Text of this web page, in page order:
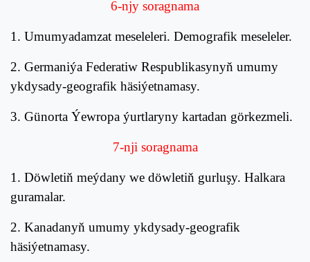
6-njy soragnama
1. Umumyadamzat meseleleri. Demografik meseleler.
2. Germaniýa Federatiw Respublikasynyň umumy
ykdysady-geografik häsiýetnamasy.
3. Günorta Ýewropa ýurtlaryny kartadan görkezmeli.
7-nji soragnama
1. Döwletiň meýdany we döwletiň gurluşy. Halkara
guramalar.
2. Kanadanyň umumy ykdysady-geografik
häsiýetnamasy.